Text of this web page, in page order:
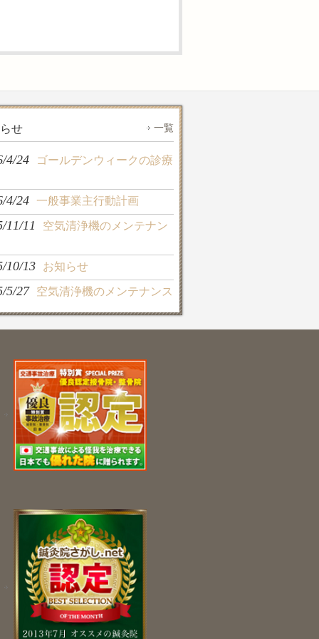
せ 一覧
4/24
ゴールデンウィークの診療
4/24 一般事業主行動計画
11/11
空気清浄機のメンテナン
10/13 お知らせ
5/27 空気清浄機のメンテナンス